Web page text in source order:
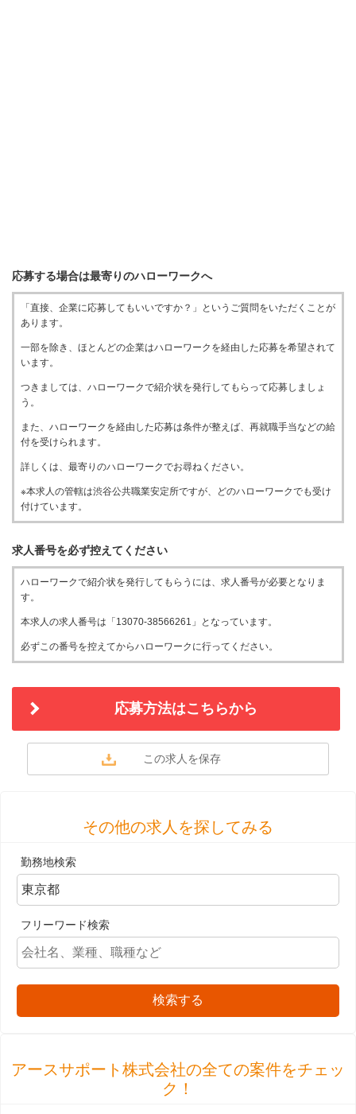
応募する場合は最寄りのハローワークへ
「直接、企業に応募してもいいですか？」というご質問をいただくことが
あります。
一部を除き、ほとんどの企業はハローワークを経由した応募を希望されて
います。
つきましては、ハローワークで紹介状を発行してもらって応募しましょ
う。
また、ハローワークを経由した応募は条件が整えば、再就職手当などの給
付を受けられます。
詳しくは、最寄りのハローワークでお尋ねください。
※本求人の管轄は渋谷公共職業安定所ですが、どのハローワークでも受け
付けています。
求人番号を必ず控えてください
ハローワークで紹介状を発行してもらうには、求人番号が必要となりま
す。
本求人の求人番号は「13070-38566261」となっています。
必ずこの番号を控えてからハローワークに行ってください。
応募方法はこちらから
その他の求人を探してみる
勤務地検索
フリーワード検索
検索する
アースサポート株式会社の全ての案件をチェッ
ク！